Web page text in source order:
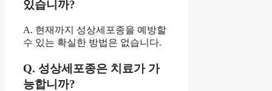
있습니까?
A. 현재까지 성상세포종을 예방할
수 있는 확실한 방법은 없습니다.
Q. 성상세포종은 치료가 가
능합니까?